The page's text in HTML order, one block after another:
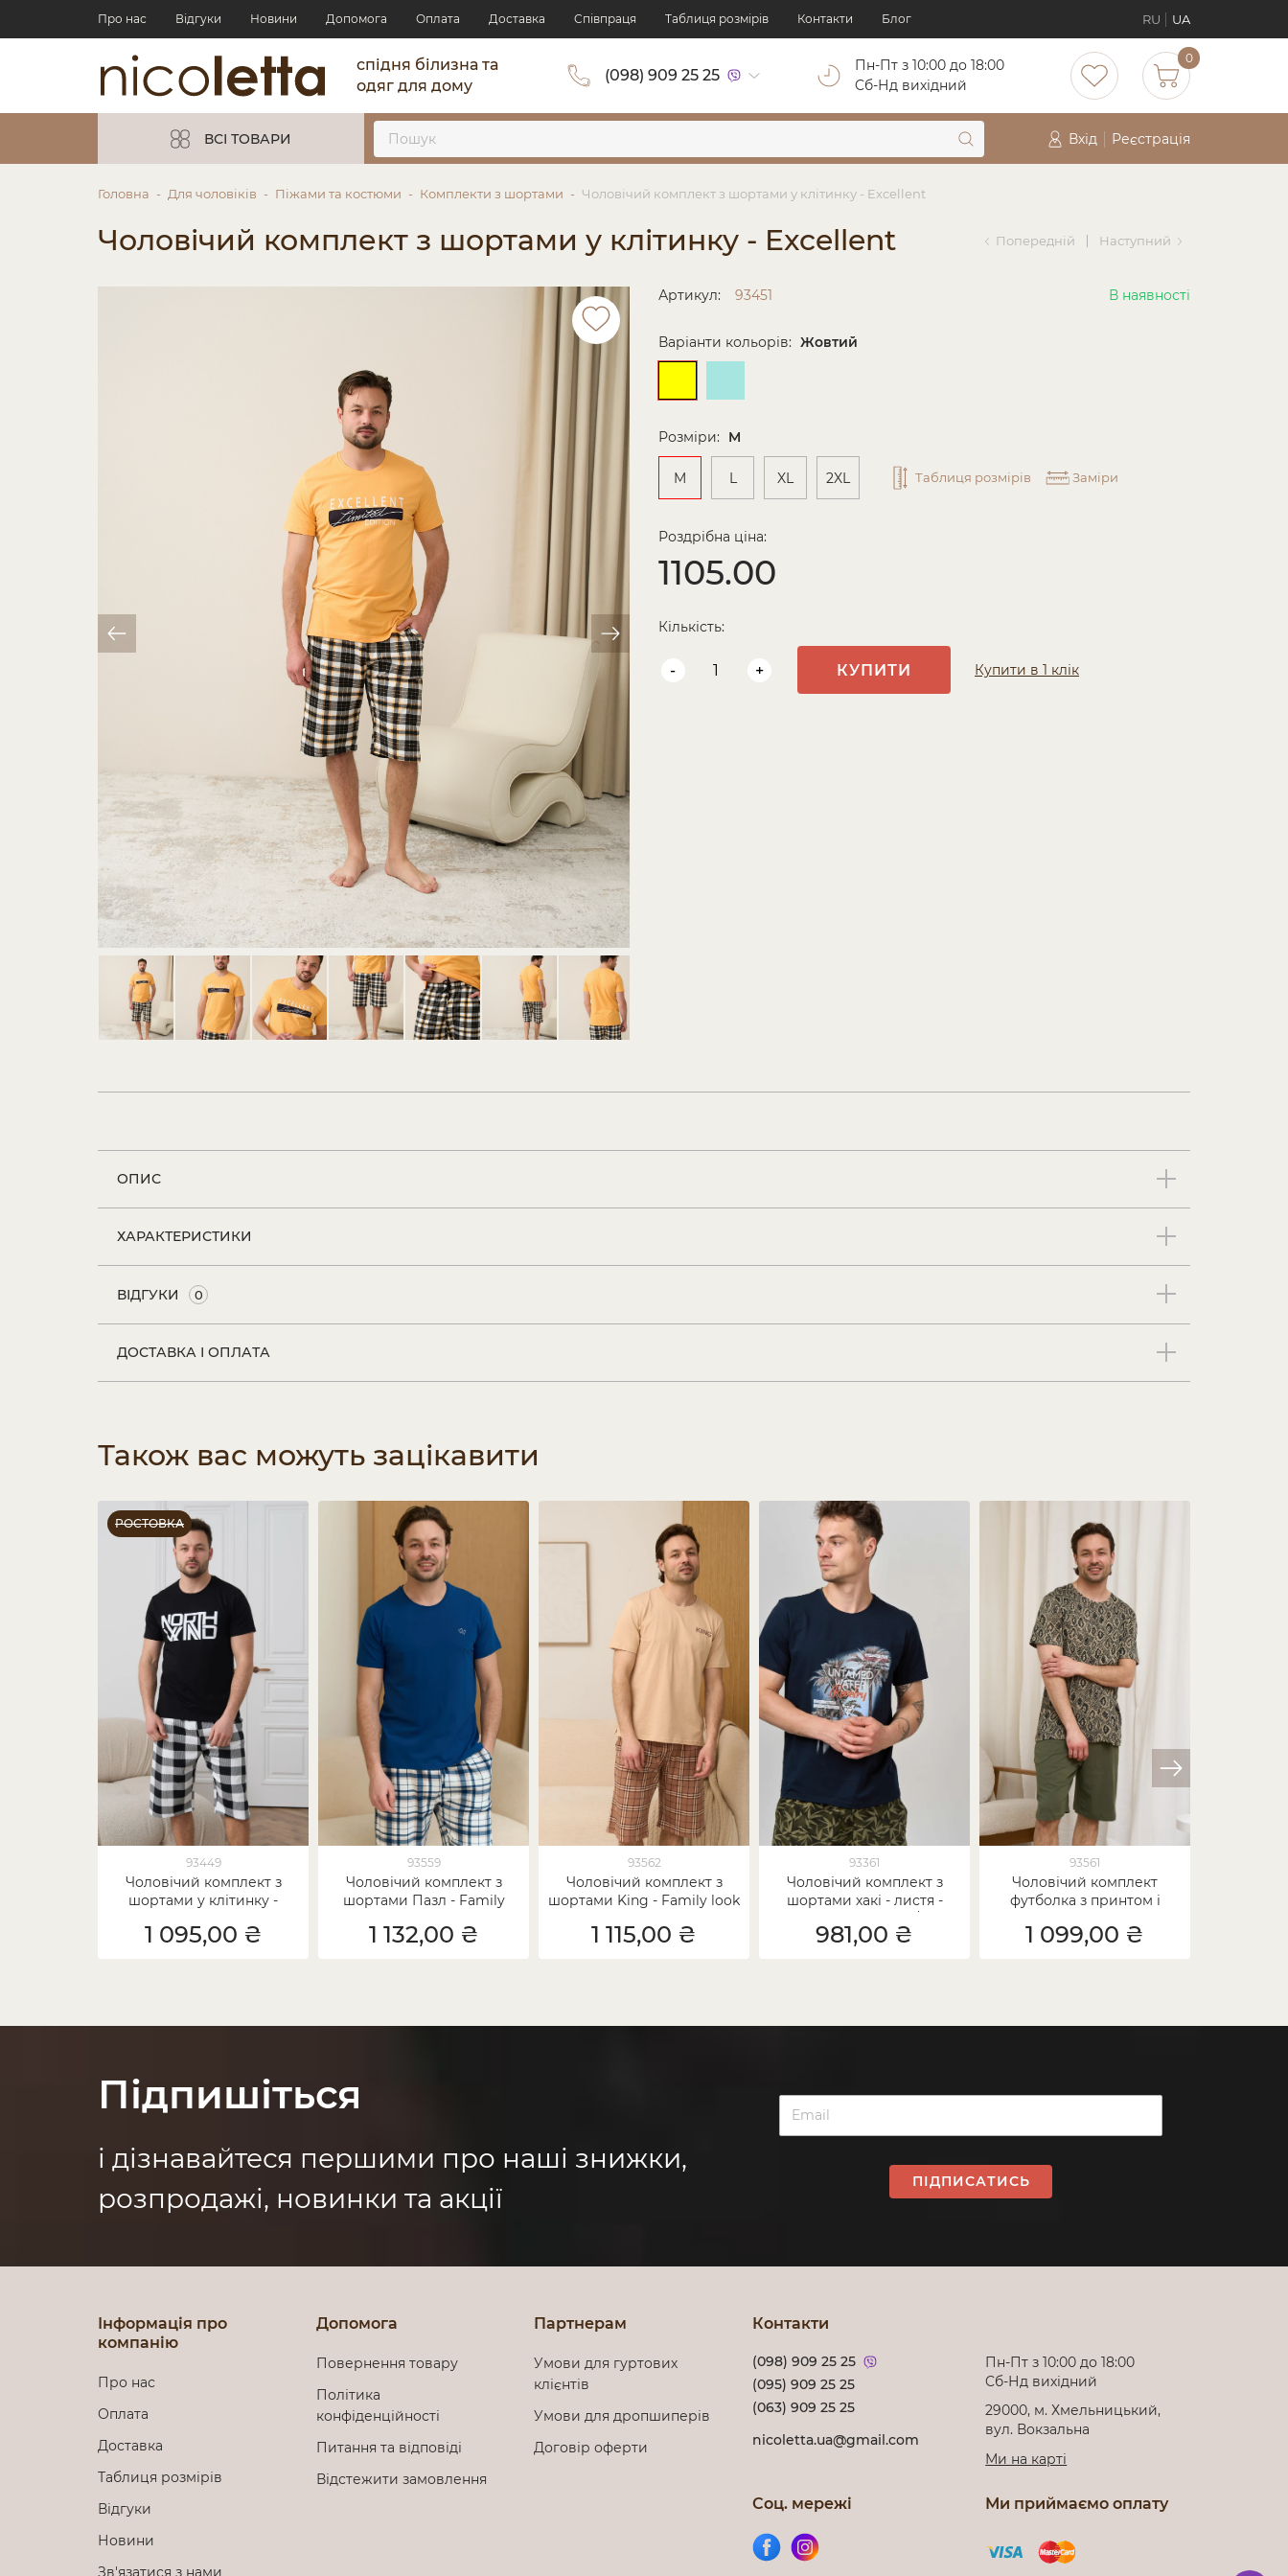
Про нас Відгуки Новини Допомога Оплата Доставка Cпівпраця Таблиця розмірів Контакти Блог RU UA
спідня білизна та
одяг для дому
(098) 909 25 25
Пн-Пт з 10:00 до 18:00
Cб-Нд вихідний
0
ВСІ ТОВАРИ Вхід Реєстрація
Головна Для чоловіків Піжами та костюми Комплекти з шортами Чоловічий комплект з шортами у клітинку - Excellent
Чоловічий комплект з шортами у клітинку - Excellent Попередній Наступний
Артикул: 93451 В наявності
Варіанти кольорів: Жовтий
Розміри: M
M L XL 2XL Таблиця розмірів Заміри
Роздрібна ціна:
1105.00
Кількість:
- + КУПИТИ Купити в 1 клік
ОПИС
ХАРАКТЕРИСТИКИ
ВІДГУКИ 0
ДОСТАВКА І ОПЛАТА
Також вас можуть зацікавити
РОСТОВКА
93449
Чоловічий комплект з
шортами у клітинку -
1 095,00 ₴
93559
Чоловічий комплект з
шортами Пазл - Family
1 132,00 ₴
93562
Чоловічий комплект з
шортами King - Family look
1 115,00 ₴
93361
Чоловічий комплект з
шортами хакі - листя -
981,00 ₴
93561
Чоловічий комплект
футболка з принтом і
1 099,00 ₴
Підпишіться
і дізнавайтеся першими про наші знижки,
розпродажі, новинки та акції
ПІДПИСАТИСЬ
Інформація про
компанію
Про нас
Оплата
Доставка
Таблиця розмірів
Відгуки
Новини
Зв'язатися з нами
Допомога
Повернення товару
Політика
конфіденційності
Питання та відповіді
Відстежити замовлення
Партнерам
Умови для гуртових
клієнтів
Умови для дропшиперів
Договір оферти
Контакти
(098) 909 25 25
(095) 909 25 25
(063) 909 25 25
nicoletta.ua@gmail.com
Пн-Пт з 10:00 до 18:00
Cб-Нд вихідний
29000, м. Хмельницький,
вул. Вокзальна
Ми на карті
Соц. мережі Ми приймаємо оплату